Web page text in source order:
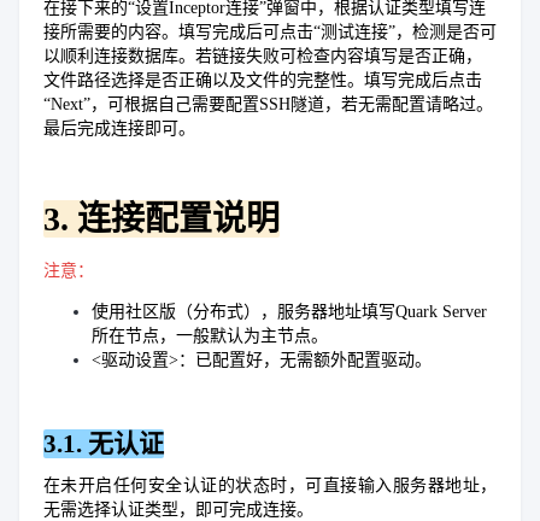
在接下来的“设置Inceptor连接”弹窗中，根据认证类型填写连
接所需要的内容。填写完成后可点击“测试连接”，检测是否可
以顺利连接数据库。若链接失败可检查内容填写是否正确，
文件路径选择是否正确以及文件的完整性。填写完成后点击
“Next”，可根据自己需要配置SSH隧道，若无需配置请略过。
最后完成连接即可。
3. 连接配置说明
注意：
使用社区版（分布式），服务器地址填写Quark Server
所在节点，一般默认为主节点。
<驱动设置>：已配置好，无需额外配置驱动。
3.1. 无认证
在未开启任何安全认证的状态时，可直接输入服务器地址，
无需选择认证类型，即可完成连接。